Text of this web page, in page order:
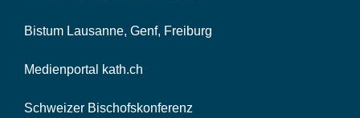
Bistum Lausanne, Genf, Freiburg
Medienportal kath.ch
Schweizer Bischofskonferenz